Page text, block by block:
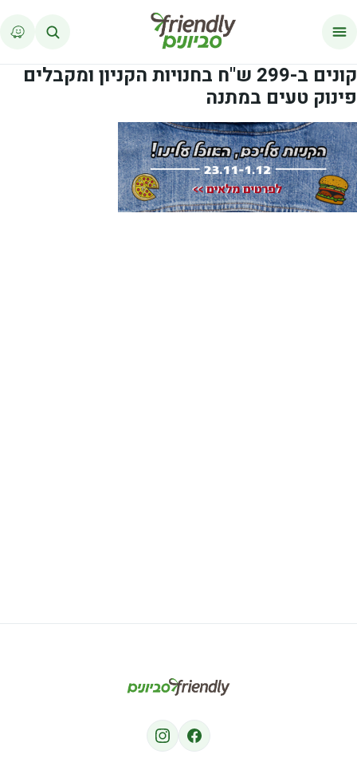
קונים ב-299 ש"ח בחנויות הקניון ומקבלים
פינוק טעים במתנה